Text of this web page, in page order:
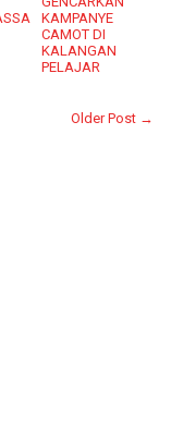
KAMPANYE
CAMOT DI
KALANGAN
PELAJAR
Older Post →